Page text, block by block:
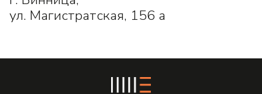
ул. Магистратская, 156 а